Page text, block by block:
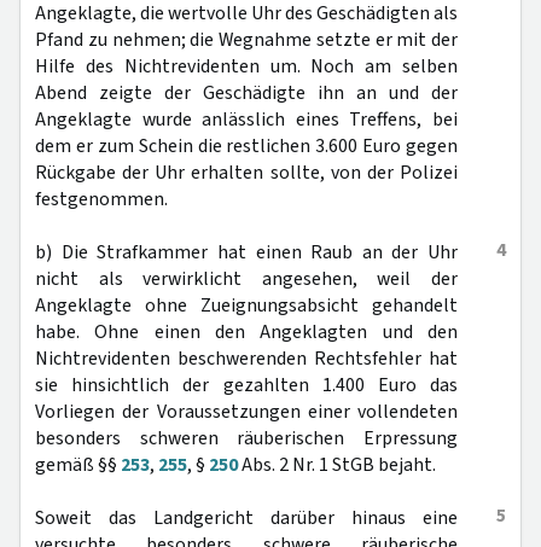
Angeklagte, die wertvolle Uhr des Geschädigten als
Pfand zu nehmen; die Wegnahme setzte er mit der
Hilfe des Nichtrevidenten um. Noch am selben
Abend zeigte der Geschädigte ihn an und der
Angeklagte wurde anlässlich eines Treffens, bei
dem er zum Schein die restlichen 3.600 Euro gegen
Rückgabe der Uhr erhalten sollte, von der Polizei
festgenommen.
4
b) Die Strafkammer hat einen Raub an der Uhr
nicht als verwirklicht angesehen, weil der
Angeklagte ohne Zueignungsabsicht gehandelt
habe. Ohne einen den Angeklagten und den
Nichtrevidenten beschwerenden Rechtsfehler hat
sie hinsichtlich der gezahlten 1.400 Euro das
Vorliegen der Voraussetzungen einer vollendeten
besonders schweren räuberischen Erpressung
gemäß §§ 253, 255, § 250Abs. 2 Nr. 1 StGB bejaht.
5
Soweit das Landgericht darüber hinaus eine